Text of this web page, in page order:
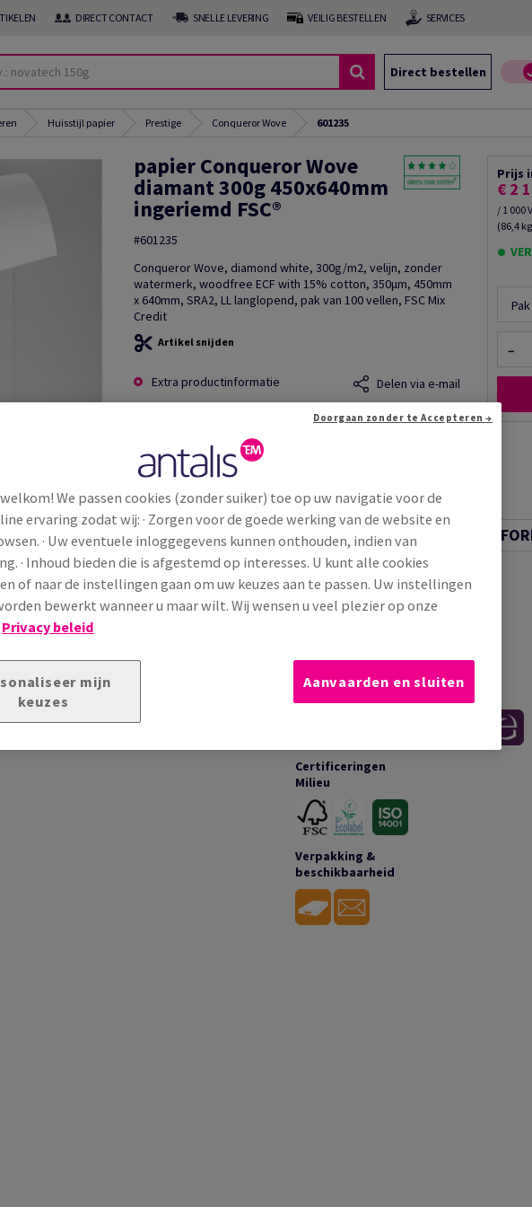
DIRECT CONTACT SNELLE LEVERING VEILIG BESTELLEN SERVICES
Direct bestellen
Huisstijl papier Prestige Conqueror Wove 601235
papier Conqueror Wove
diamant 300g 450x640mm
ingeriemd FSC®
#601235
Conqueror Wove, diamond white, 300g/m2, velijn, zonder
watermerk, woodfree ECF with 15% cotton, 350µm, 450mm
x 640mm, SRA2, LL langlopend, pak van 100 vellen, FSC Mix
Credit
Artikel snijden
Extra productinformatie Delen via e-mail
Prijs
€ 2
/ 1 000
(86,4
Pak
−
TECHNISCHE INFORMATIE TECHNISCHE
met een glad oppervlak en herkenbaar
zakelijke communicatie waar klassieke
staan.
Toepassingen &
garanties
Bedrukking &
afwerking
Certificeringen
Milieu
Verpakking &
beschikbaarheid
We passen cookies (zonder suiker) toe op uw navigatie voor de
ervaring zodat wij: · Zorgen voor de goede werking van de website en
· Uw eventuele inloggegevens kunnen onthouden, indien van
· Inhoud bieden die is afgestemd op interesses. U kunt alle cookies
of naar de instellingen gaan om uw keuzes aan te passen. Uw instellingen
bewerkt wanneer u maar wilt. Wij wensen u veel plezier op onze
Privacy beleid
mijn
keuzes
Doorgaan zonder te Accepteren →
Aanvaarden en sluiten